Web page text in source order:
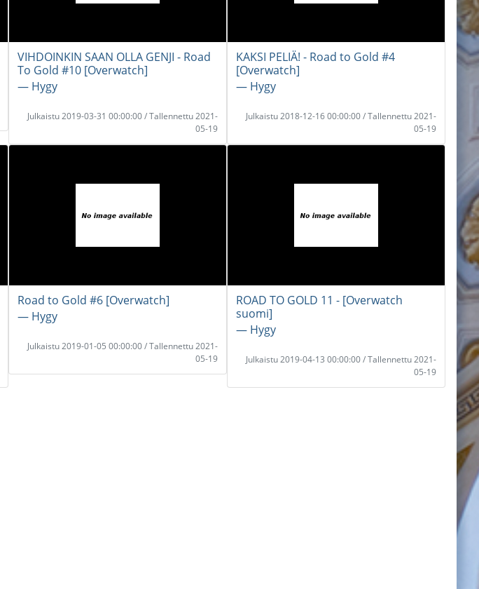
VIHDOINKIN SAAN OLLA GENJI - Road
To Gold #10 [Overwatch]
― Hygy
Julkaistu 2019-03-31 00:00:00 / Tallennettu 2021-
05-19
KAKSI PELIÄ! - Road to Gold #4
[Overwatch]
― Hygy
Julkaistu 2018-12-16 00:00:00 / Tallennettu 2021-
05-19
Road to Gold #6 [Overwatch]
― Hygy
Julkaistu 2019-01-05 00:00:00 / Tallennettu 2021-
05-19
ROAD TO GOLD 11 - [Overwatch
suomi]
― Hygy
Julkaistu 2019-04-13 00:00:00 / Tallennettu 2021-
05-19